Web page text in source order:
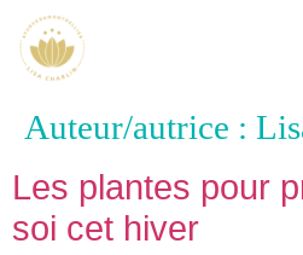
Auteur/autrice :
Les plantes pour
soi cet hiver